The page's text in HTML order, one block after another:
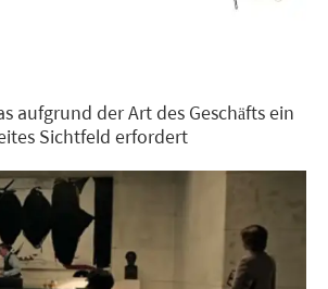
aufgrund der Art des Geschäfts ein
Sichtfeld erfordert